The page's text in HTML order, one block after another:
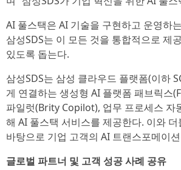
AI 풀스택은 AI 기술을 구현하고 운영하
삼성SDS는 이 모든 것을 통합적으로 제
있도록 돕는다.
삼성SDS는 삼성 클라우드 플랫폼(이하
게 연결하는 생성형 AI 플랫폼 패브릭스
파일럿(Brity Copilot), 업무 프로세스
해 AI 풀스택 서비스를 제공한다. 이와
바탕으로 기업 고객의 AI 트랜스포메이
글로벌 파트너 및 고객 성공 사례 공유